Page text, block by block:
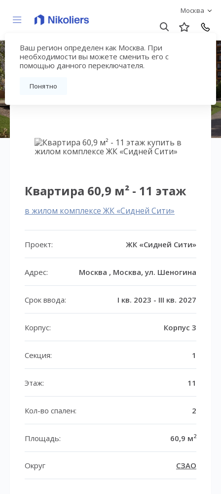
Москва
Ваш регион определен как Москва. При
необходимости вы можете сменить его с
помощью данного переключателя.
Понятно
ЖК «Сидней Сити»
Вернуться на страницу жилого комплекса
Квартира 60,9 м² - 11 этаж
в жилом комплексе ЖК «Сидней Сити»
Проект: ЖК «Сидней Сити»
Адрес: Москва , Москва, ул. Шеногина
Срок ввода: I кв. 2023 - III кв. 2027
Корпус: Корпус 3
Секция: 1
Этаж: 11
Кол-во спален: 2
Площадь: 60,9 м2
Округ СЗАО